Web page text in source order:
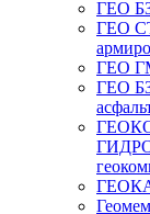
ГЕО
ГЕО
ГЕО
ГЕО